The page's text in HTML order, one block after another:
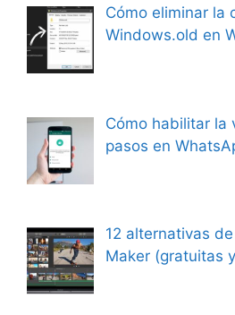
Cómo eliminar la
Windows.old en
Cómo habilitar la
pasos en
12 alternativas
Maker (gratuitas